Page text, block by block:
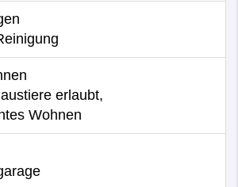
erlaubt,
Wohnen